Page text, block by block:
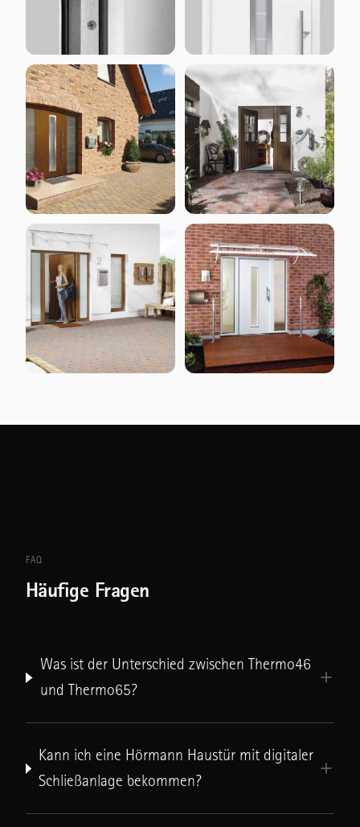
FAQ
Häufige Fragen
Was ist der Unterschied zwischen Thermo46
und Thermo65?
Kann ich eine Hörmann Haustür mit digitaler
Schließanlage bekommen?